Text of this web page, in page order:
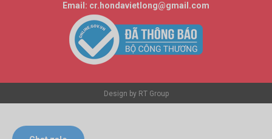
Email: cr.hondavietlong@gmail.com
Design by RT Group